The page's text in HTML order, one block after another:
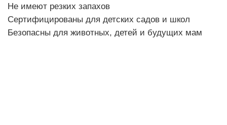
Не имеют резких запахов
Сертифицированы для детских садов и школ
Безопасны для животных, детей и будущих мам